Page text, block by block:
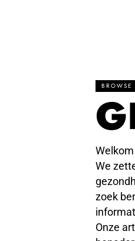
BROWSE
We
zoek
Onze